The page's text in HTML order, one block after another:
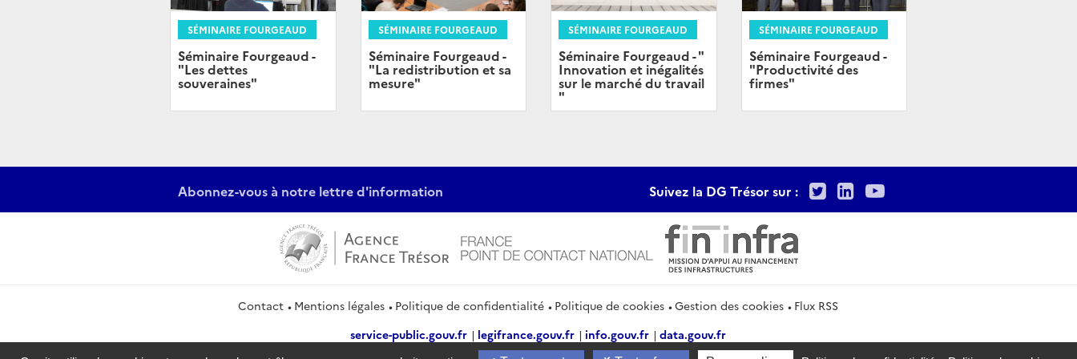
SÉMINAIRE FOURGEAUD
Séminaire Fourgeaud -
"Les dettes
souveraines"
SÉMINAIRE FOURGEAUD
Séminaire Fourgeaud -
"La redistribution et sa
mesure"
SÉMINAIRE FOURGEAUD
Séminaire Fourgeaud - "
Innovation et inégalités
sur le marché du travail
"
SÉMINAIRE FOURGEAUD
Séminaire Fourgeaud -
"Productivité des
firmes"
Abonnez-vous à notre lettre d'information Suivez la DG Trésor sur : TwitterLinkedIn
Youtube
Contact Mentions légales Politique de confidentialité Politique de cookies Gestion des cookies
Flux RSS
service-public.gouv.fr
legifrance.gouv.fr info.gouv.fr
data.gouv.fr